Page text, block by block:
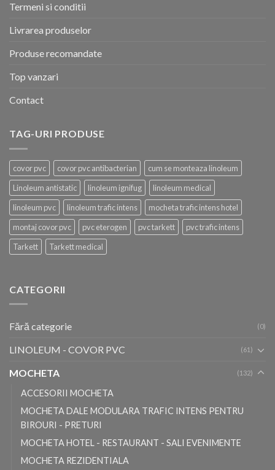
Termeni si conditii
Livrarea produselor
Produse recomandate
Top vanzari
Contact
TAG-URI PRODUSE
covor pvc covor pvc antibacterian
cum se monteaza linoleum
Linoleum antistatic
linoleum ignifug
linoleum medical
linoleum pvc
linoleum trafic intens
mocheta trafic intens hotel
montaj covor pvc
pvc eterogen pvc tarkett
pvc trafic intens
Tarkett
Tarkett medical
CATEGORII
Fără categorie (0)
LINOLEUM - COVOR PVC (61)
MOCHETA (132)
ACCESORII MOCHETA
MOCHETA DALE MODULARA TRAFIC INTENS PENTRU
BIROURI - PRETURI
MOCHETA HOTEL - RESTAURANT - SALI EVENIMENTE
MOCHETA REZIDENTIALA